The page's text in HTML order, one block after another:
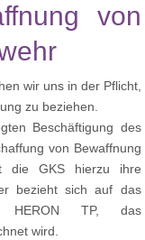
von
wir uns in der Pflicht,
zu beziehen.
Beschäftigung des
von Bewaffnung
die GKS hierzu ihre
bezieht sich auf das
HERON TP, das
wird.